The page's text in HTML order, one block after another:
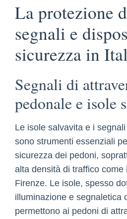
La protezione
segnali e
sicurezza in
Segnali di
pedonale e isole
Le isole salvavita e i
sono strumenti essenziali
sicurezza dei pedoni,
alta densità di traffico come
Firenze. Le isole, spesso
illuminazione e segnaletica
permettono ai pedoni di